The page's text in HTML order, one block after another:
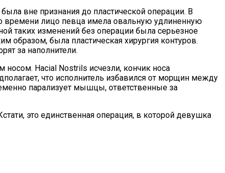
вне признания до пластической операции. В
времени лицо певца имела овальную удлиненную
таких изменений без операции была серьезное
образом, была пластическая хирургия контуров.
за наполнители.
Hacial Nostrils исчезли, кончик носа
что исполнитель избавился от морщин между
парализует мышцы, ответственные за
это единственная операция, в которой девушка